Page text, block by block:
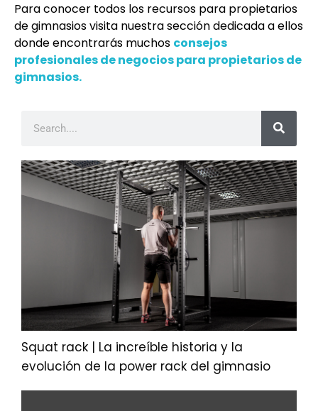
Para conocer todos los recursos para propietarios
de gimnasios visita nuestra sección dedicada a ellos
donde encontrarás muchos consejos
profesionales de negocios para propietarios de
gimnasios.
Squat rack | La increíble historia y la
evolución de la power rack del gimnasio